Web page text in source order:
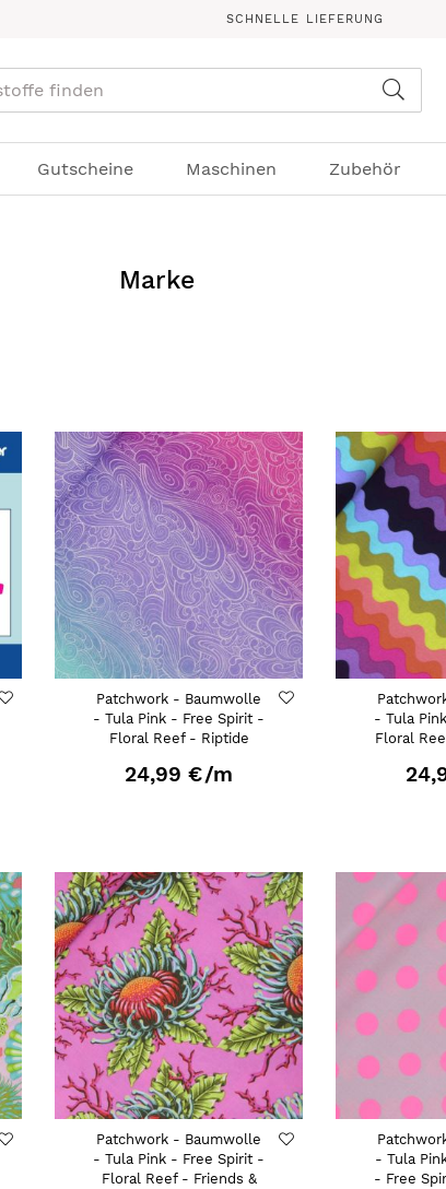
SCHNELLE LIEFERUNG
Gutscheine Maschinen Zubehör
Marke
Patchwork - Baumwolle
- Tula Pink - Free Spirit -
Floral Reef - Riptide
24,99 €/m
- Tula
Floral
Patchwork - Baumwolle
- Tula Pink - Free Spirit -
Floral Reef - Friends &
- Tula
- Free